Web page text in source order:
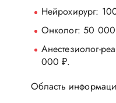
Нейрохирург:
Онколог: 50
Анестезиолог-
000 ₽.
Область